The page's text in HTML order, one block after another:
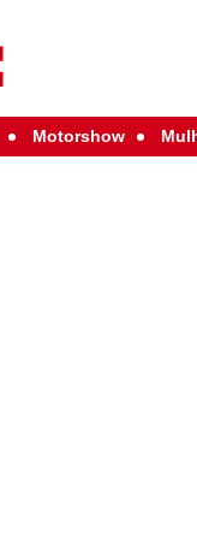
Motorshow